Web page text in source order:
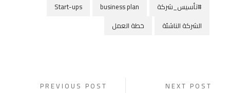
#تأسيس_شركة
business plan
Start-ups
الشركة الناشئة
خطة العمل
PREVIOUS POST NEXT POST